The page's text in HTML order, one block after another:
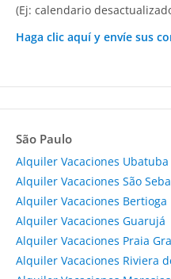
(Ej: calendario
Haga clic aquí y envíe sus
São Paulo
Alquiler Vacaciones Ubatuba
Alquiler Vacaciones São
Alquiler Vacaciones Bertioga
Alquiler Vacaciones Guarujá
Alquiler Vacaciones Praia
Alquiler Vacaciones Riviera